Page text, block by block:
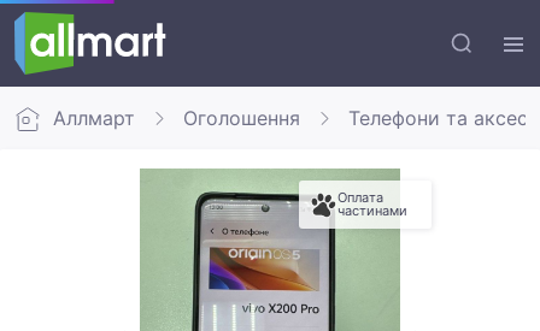
Аллмарт Оголошення Телефони та
Оплата
частинами